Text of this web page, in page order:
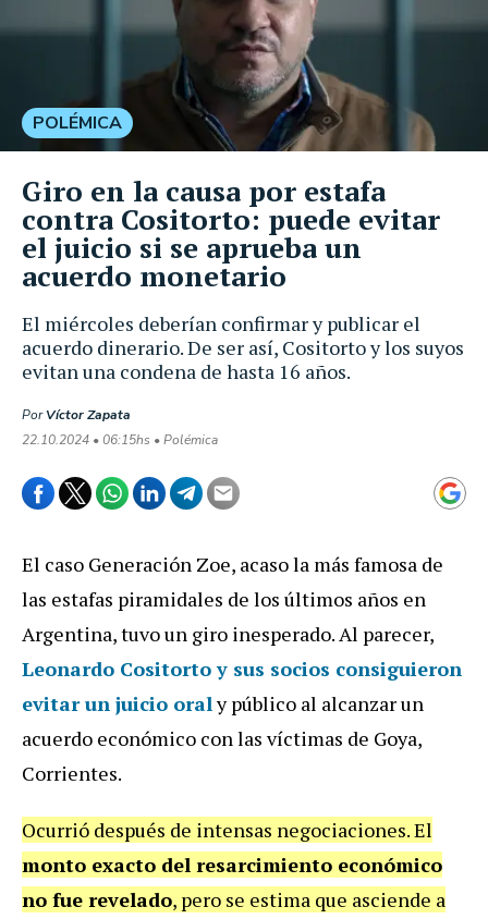
El miércoles deberían confirmar y publicar el
acuerdo dinerario. De ser así, Cositorto y los suyos
evitan una condena de hasta 16 años.
PorVíctor Zapata
22.10.2024 • 06:15hs • Polémica
POLÉMICA
Giro en la causa por estafa
contra Cositorto: puede evitar
el juicio si se aprueba un
acuerdo monetario
El caso Generación Zoe, acaso la más famosa de
las estafas piramidales de los últimos años en
Argentina, tuvo un giro inesperado. Al parecer,
Leonardo Cositorto y sus socios consiguieron
evitar un juicio oraly público al alcanzar un
acuerdo económico con las víctimas de Goya,
Corrientes.
Ocurrió después de intensas negociaciones. El
monto exacto del resarcimiento económico
no fue revelado, pero se estima que asciende a